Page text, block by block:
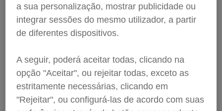
Especialista em mediação
Especialista em luto nas
ciências da saúde
É importante rir e, por isso, há um dia para o
celebrar: 18 de janeiro.
Rir ajuda a quebrar barreiras e intensifica a interação
entre as pessoas, porque rir tem um efeito
a sua personalização, mostrar publicidade ou
integrar sessões do mesmo utilizador, a partir
de diferentes dispositivos.
A seguir, poderá aceitar todas, clicando na
opção "Aceitar", ou rejeitar todas, exceto as
estritamente necessárias, clicando em
"Rejeitar", ou configurá-las de acordo com suas